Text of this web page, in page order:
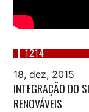
1214
18, dez, 2015
INTEGRAÇÃO DO
RENOVÁVEIS